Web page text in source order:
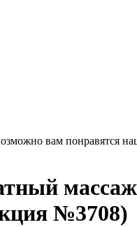
вам понравятся
№3708)